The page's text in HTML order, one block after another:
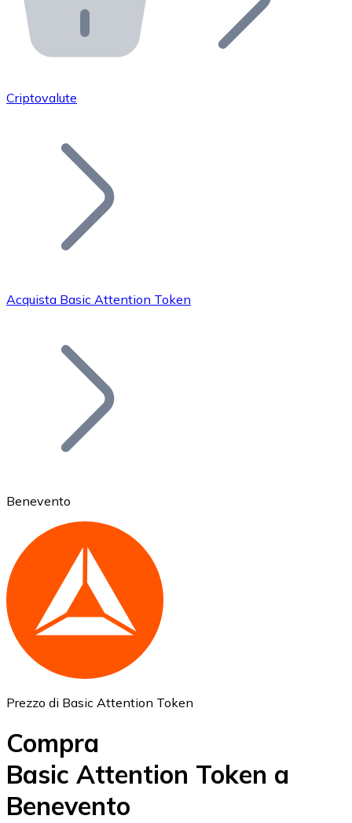
API Bitnovo
Integra la nostra API nel tuo ecosistema.
Unisciti alla nostra rete di rivenditori e
Aggiungi il token del tuo progetto al nostro servizio di
Bitcoin
Ethereum
ETH
USD Coin
Criptovalute
Acquista Basic Attention Token
Benevento
Prezzo di Basic Attention Token
Compra
Basic Attention Token a
Benevento